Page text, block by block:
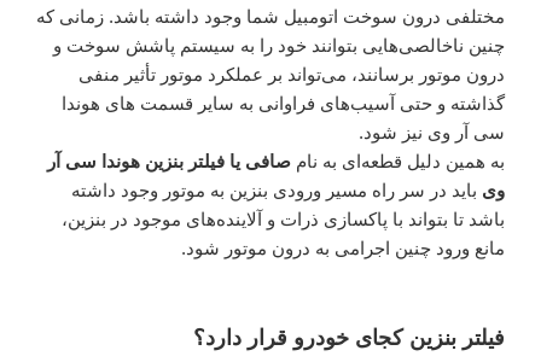
مختلفی درون سوخت اتومبیل شما وجود داشته باشد. زمانی که
چنین ناخالصی‌هایی بتوانند خود را به سیستم پاشش سوخت و
درون موتور برسانند، می‌تواند بر عملکرد موتور تأثیر منفی
گذاشته و حتی آسیب‌های فراوانی به سایر قسمت های هوندا
سی آر وی نیز شود.
به همین دلیل قطعه‌ای به نام صافی یا فیلتر بنزین هوندا سی آر
وی باید در سر راه مسیر ورودی بنزین به موتور وجود داشته
باشد تا بتواند با پاکسازی ذرات و آلاینده‌های موجود در بنزین،
مانع ورود چنین اجرامی به درون موتور شود.
فیلتر بنزین کجای خودرو قرار دارد؟